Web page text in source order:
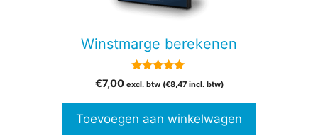
Winstmarge berekenen
5.00
van 5
€7,00 excl. btw (€8,47incl. btw)
Toevoegen aan winkelwagen